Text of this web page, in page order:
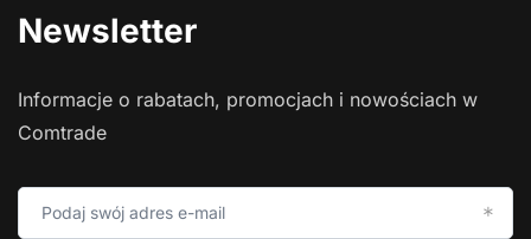
Newsletter
Informacje o rabatach, promocjach i nowościach w
Comtrade
Podaj swój adres e-mail